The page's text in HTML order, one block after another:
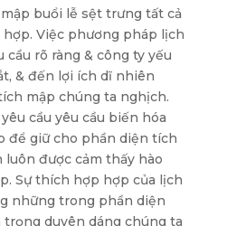
buổi lễ sệt trưng tất cả
Việc phương pháp lịch
rõ ràng & công ty yếu
& đến lợi ích dĩ nhiên
mập chúng ta nghịch.
cầu yêu cầu biến hóa
để giữ cho phần diện tích
được cảm thấy hào
Sự thích hợp hợp của lịch
những trong phần diện
duyên dáng chúng ta